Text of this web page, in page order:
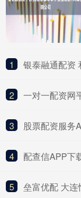
1 银泰融通配资 和
2 一对一配资网平台
3 股票配资服务APP
4 配查信APP下
5 垒富优配 大连恒隆广